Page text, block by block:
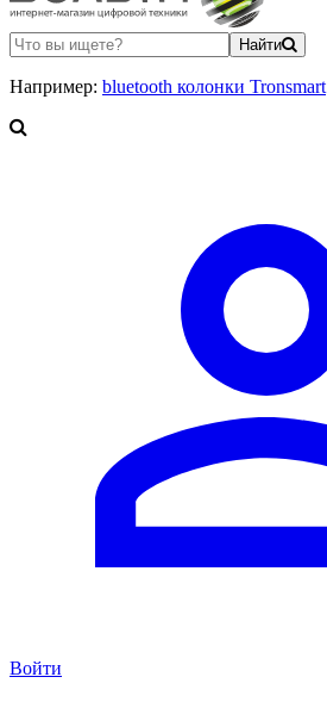
Найти
Например: bluetooth колонки Tronsmart
Войти